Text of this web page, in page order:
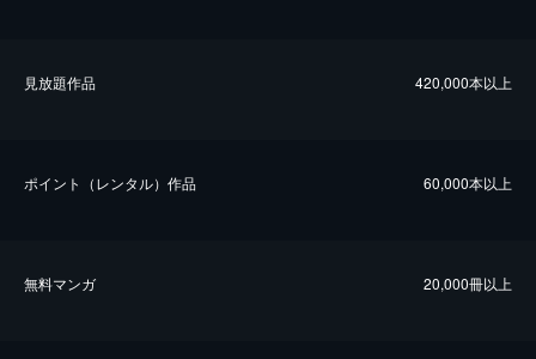
⾒放題作品 420,000本以上
ポイント（レンタル）作品 60,000本以上
無料マンガ 20,000冊以上